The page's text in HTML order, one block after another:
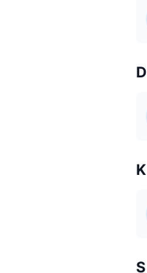
D
K
S